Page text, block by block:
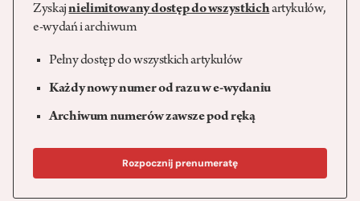
Zyskajnielimitowany dostęp do wszystkichartykułów,
e-wydań i archiwum
Pełny dostęp do wszystkich artykułów
Każdy nowy numer od razu w e-wydaniu
Archiwum numerów zawsze pod ręką
Rozpocznij prenumeratę